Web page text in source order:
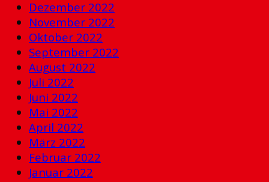
Dezember 2022
November 2022
Oktober 2022
September 2022
August 2022
Juli 2022
Juni 2022
Mai 2022
April 2022
März 2022
Februar 2022
Januar 2022